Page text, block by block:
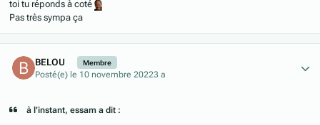
toi tu réponds à coté
Pas très sympa ça
BELOU Membre
Posté(e) le 10 novembre 20223 a
à l’instant, essam a dit :